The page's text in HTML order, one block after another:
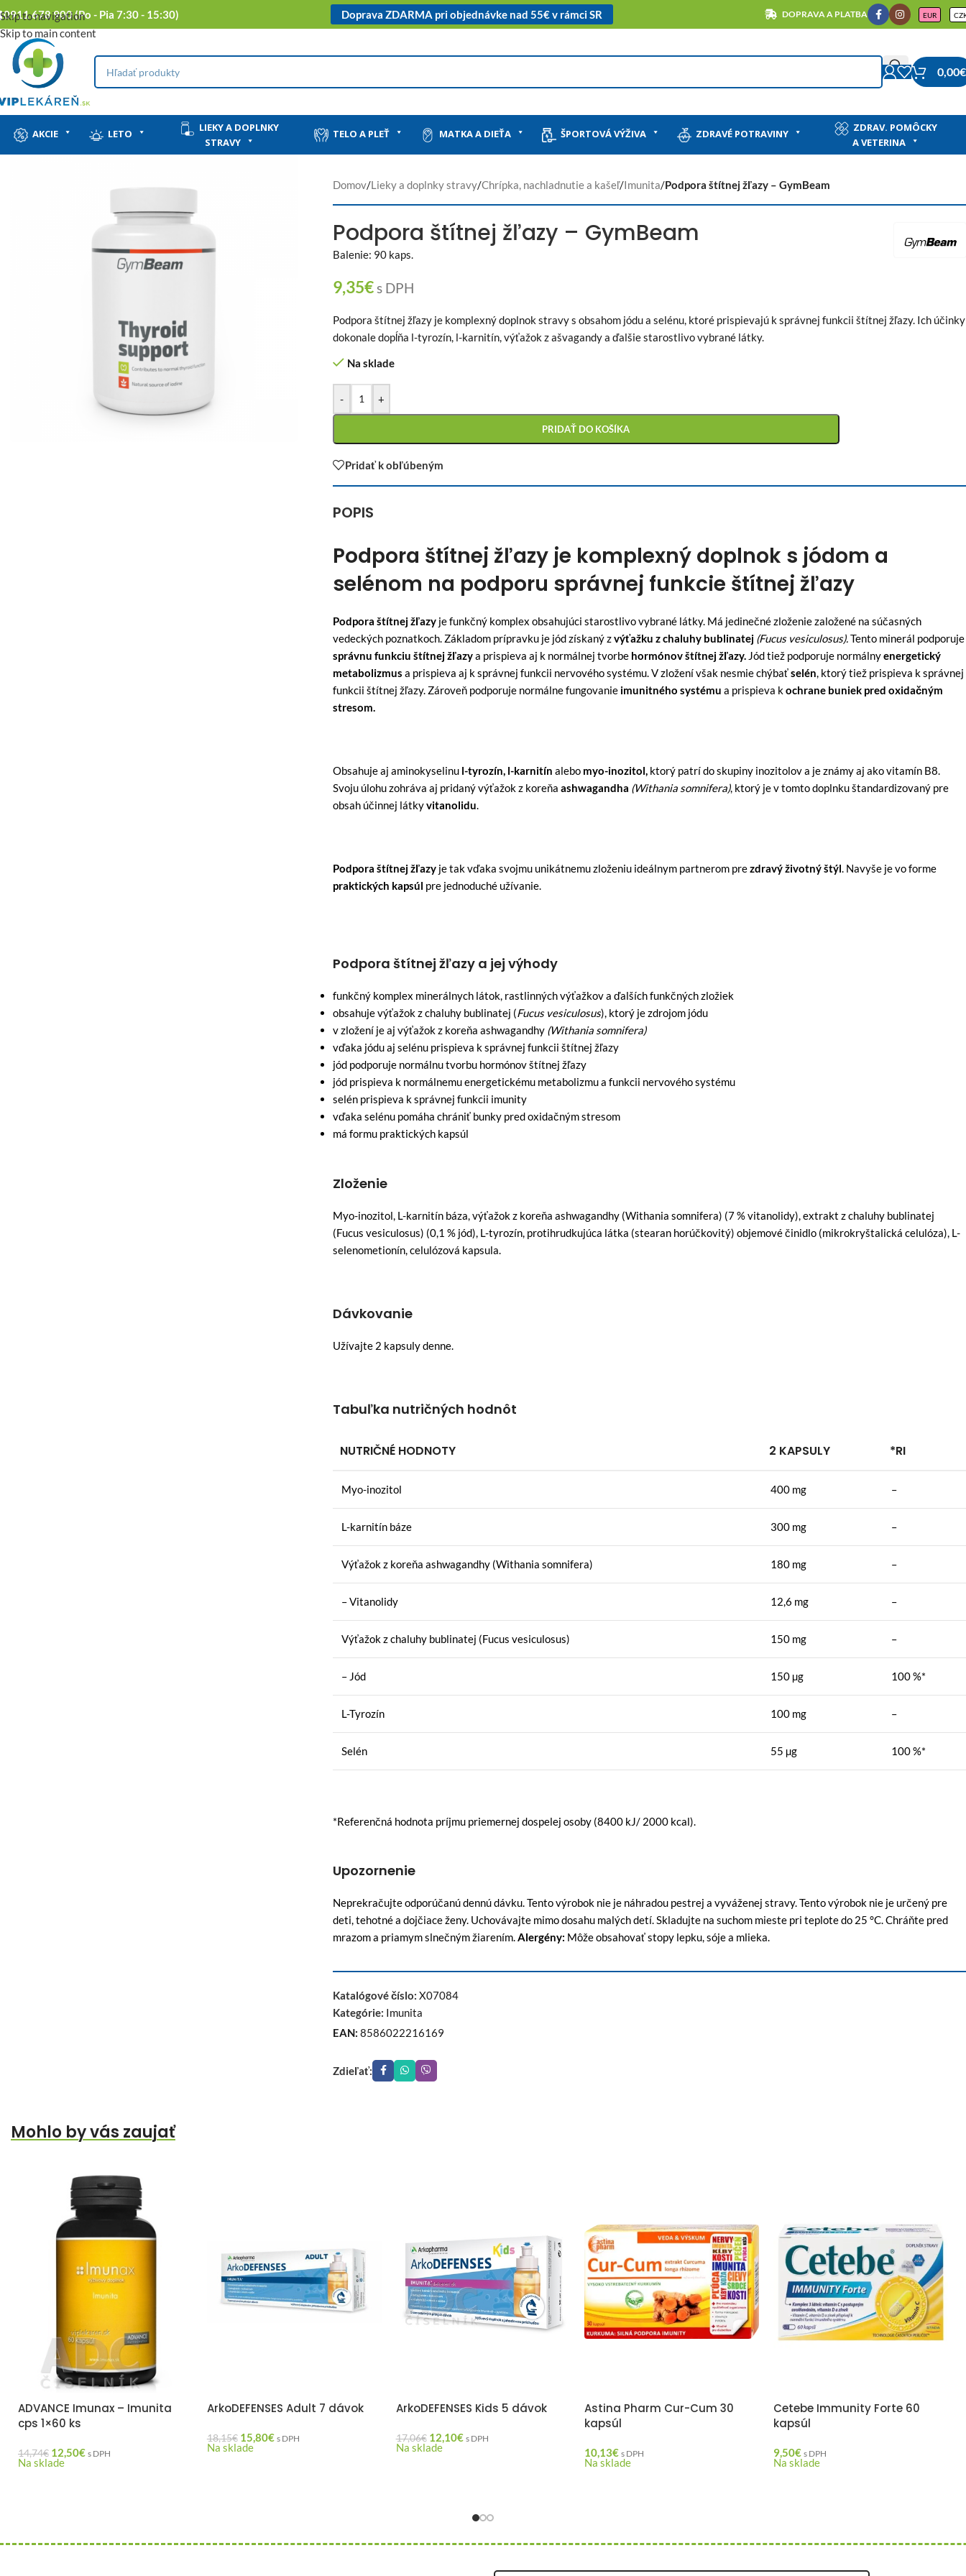
Skip to navigation
Skip to main content
0911 678 900 (Po - Pia 7:30 - 15:30) Doprava ZDARMA pri objednávke nad 55€ v rámci SR DOPRAVA A PLATBA EUR
0,00€
AKCIE LETO
LIEKY A DOPLNKY
STRAVY
TELO A PLEŤ MATKA A DIEŤA ŠPORTOVÁ VÝŽIVA ZDRAVÉ POTRAVINY
ZDRAV. POMÔCKY
A VETERINA
Domov/Lieky a doplnky stravy/Chrípka, nachladnutie a kašeľ/Imunita/Podpora štítnej žľazy – GymBeam
Podpora štítnej žľazy – GymBeam
Balenie: 90 kaps.
9,35€s DPH
Podpora štítnej žľazy je komplexný doplnok stravy s obsahom jódu a selénu, ktoré prispievajú k správnej funkcii štítnej žľazy. Ich účinky
dokonale dopĺňa l-tyrozín, l-karnitín, výťažok z ašvagandy a ďalšie starostlivo vybrané látky.
Na sklade
- +
PRIDAŤ DO KOŠÍKA
Pridať k obľúbeným
POPIS
Podpora štítnej žľazy je komplexný doplnok s jódom a
selénom na podporu správnej funkcie štítnej žľazy
Podpora štítnej žľazy je funkčný komplex obsahujúci starostlivo vybrané látky. Má jedinečné zloženie založené na súčasných
vedeckých poznatkoch. Základom prípravku je jód získaný zvýťažku z chaluhy bublinatej (Fucus vesiculosus).Tento minerál podporuje
správnu funkciu štítnej žľazya prispieva aj k normálnej tvorbe hormónov štítnej žľazy. Jód tiež podporuje normálnyenergetický
metabolizmus a prispieva aj k správnej funkcii nervového systému. V zložení však nesmie chýbaťselén, ktorý tiež prispieva k správnej
funkcii štítnej žľazy. Zároveň podporuje normálne fungovanie imunitného systému a prispieva kochrane buniek pred oxidačným
stresom.
Obsahuje aj aminokyselinu l-tyrozín, l-karnitín alebo myo-inozitol, ktorý patrí do skupiny inozitolov a je známy aj ako vitamín B8.
Svoju úlohu zohráva aj pridaný výťažok z koreňa ashwagandha (Withania somnifera), ktorý je v tomto doplnku štandardizovaný pre
obsah účinnej látkyvitanolidu.
Podpora štítnej žľazy je tak vďaka svojmu unikátnemu zloženiu ideálnym partnerom prezdravý životný štýl. Navyše je vo forme
praktických kapsúl pre jednoduché užívanie.
Podpora štítnej žľazy a jej výhody
funkčný komplex minerálnych látok, rastlinných výťažkov a ďalších funkčných zložiek
obsahuje výťažok z chaluhy bublinatej (Fucus vesiculosus), ktorý je zdrojom jódu
v zložení je aj výťažok z koreňa ashwagandhy (Withania somnifera)
vďaka jódu aj selénu prispieva k správnej funkcii štítnej žľazy
jód podporuje normálnu tvorbu hormónov štítnej žľazy
jód prispieva k normálnemu energetickému metabolizmu a funkcii nervového systému
selén prispieva k správnej funkcii imunity
vďaka selénu pomáha chrániť bunky pred oxidačným stresom
má formu praktických kapsúl
Zloženie
Myo-inozitol, L-karnitín báza, výťažok z koreňa ashwagandhy (Withania somnifera) (7 % vitanolidy), extrakt z chaluhy bublinatej
(Fucus vesiculosus) (0,1 % jód), L-tyrozín, protihrudkujúca látka (stearan horúčkovitý) objemové činidlo (mikrokryštalická celulóza), L-
selenometionín, celulózová kapsula.
Dávkovanie
Užívajte 2 kapsuly denne.
Tabuľka nutričných hodnôt
NUTRIČNÉ HODNOTY 2 KAPSULY *RI
Myo-inozitol 400 mg –
L-karnitín báze 300 mg –
Výťažok z koreňa ashwagandhy (Withania somnifera) 180 mg –
– Vitanolidy 12,6 mg –
Výťažok z chaluhy bublinatej (Fucus vesiculosus) 150 mg –
– Jód 150 µg 100 %*
L-Tyrozín 100 mg –
Selén 55 µg 100 %*
*Referenčná hodnota príjmu priemernej dospelej osoby (8400 kJ/ 2000 kcal).
Upozornenie
Neprekračujte odporúčanú dennú dávku. Tento výrobok nie je náhradou pestrej a vyváženej stravy. Tento výrobok nie je určený pre
deti, tehotné a dojčiace ženy. Uchovávajte mimo dosahu malých detí. Skladujte na suchom mieste pri teplote do 25 °C. Chráňte pred
mrazom a priamym slnečným žiarením.Alergény: Môže obsahovať stopy lepku, sóje a mlieka.
Katalógové číslo: X07084
Kategórie: Imunita
EAN: 8586022216169
Zdieľať:
Mohlo by vás zaujať
ADVANCE Imunax – Imunita
cps 1×60 ks
14,74€ 12,50€ s DPH
Na sklade
ArkoDEFENSES Adult 7 dávok
18,15€ 15,80€ s DPH
Na sklade
ArkoDEFENSES Kids 5 dávok
17,06€ 12,10€ s DPH
Na sklade
Astina Pharm Cur-Cum 30
kapsúl
10,13€ s DPH
Na sklade
Cetebe Immunity Forte 60
kapsúl
9,50€ s DPH
Na sklade